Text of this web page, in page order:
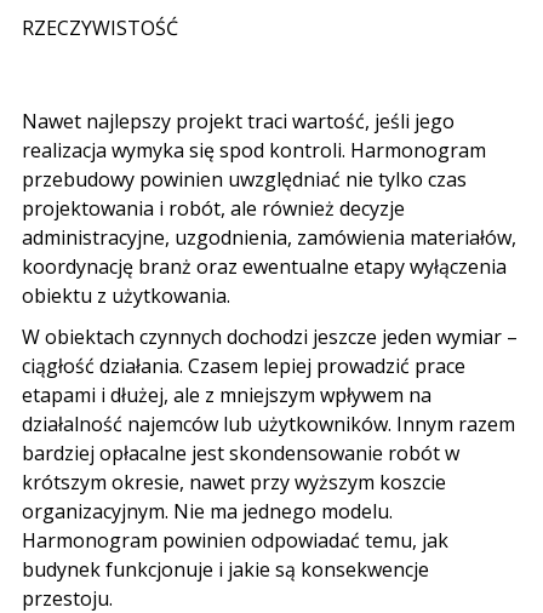
RZECZYWISTOŚĆ
Nawet najlepszy projekt traci wartość, jeśli jego
realizacja wymyka się spod kontroli. Harmonogram
przebudowy powinien uwzględniać nie tylko czas
projektowania i robót, ale również decyzje
administracyjne, uzgodnienia, zamówienia materiałów,
koordynację branż oraz ewentualne etapy wyłączenia
obiektu z użytkowania.
W obiektach czynnych dochodzi jeszcze jeden wymiar –
ciągłość działania. Czasem lepiej prowadzić prace
etapami i dłużej, ale z mniejszym wpływem na
działalność najemców lub użytkowników. Innym razem
bardziej opłacalne jest skondensowanie robót w
krótszym okresie, nawet przy wyższym koszcie
organizacyjnym. Nie ma jednego modelu.
Harmonogram powinien odpowiadać temu, jak
budynek funkcjonuje i jakie są konsekwencje
przestoju.